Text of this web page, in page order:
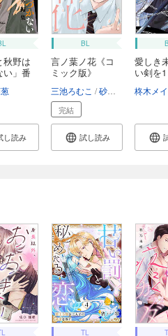
秋野は
い」番
し読み
BL
言ノ葉ノ花《コ
ミック版》
三池ろむこ 砂原糖子
完結
試し読み
愛しき
い剣を
柊木メイ
TL